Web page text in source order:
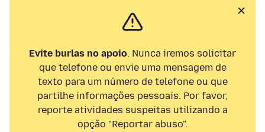
Evite burlas no apoio. Nunca iremos solicitar
que telefone ou envie uma mensagem de
texto para um número de telefone ou que
partilhe informações pessoais. Por favor,
reporte atividades suspeitas utilizando a
opção "Reportar abuso".